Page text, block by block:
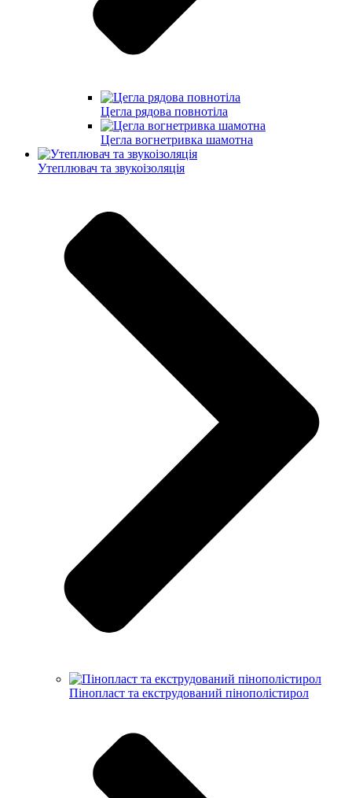
Цегла рядова повнотіла
Цегла вогнетривка шамотна
Утеплювач та звукоізоляція
Пінопласт та екструдований пінополістирол